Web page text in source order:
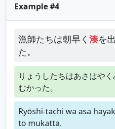
Example #4
漁師たちは朝早く 湊を
た。
りょうしたちはあさはや
むかった。
Ryōshi-tachi wa asa
to mukatta.